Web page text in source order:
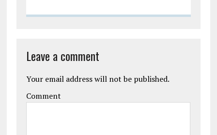
Leave a comment
Your email address will not be published.
Comment